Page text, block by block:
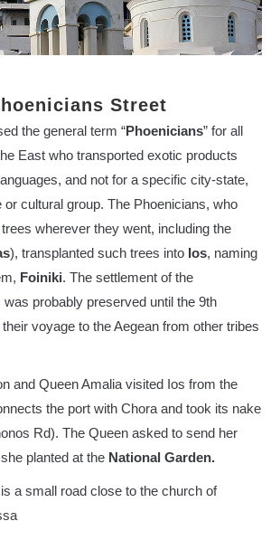
Street
the general term “Phoenicians” for all
East who transported exotic products
and not for a specific city-state,
or cultural group. The Phoenicians, who
wherever they went, including the
), transplanted such trees into Ios, naming
Foiniki. The settlement of the
was probably preserved until the 9th
voyage to the Aegean from other tribes
and Queen Amalia visited Ios from the
the port with Chora and took its nake
Rd). The Queen asked to send her
planted at the National Garden.
a small road close to the church of